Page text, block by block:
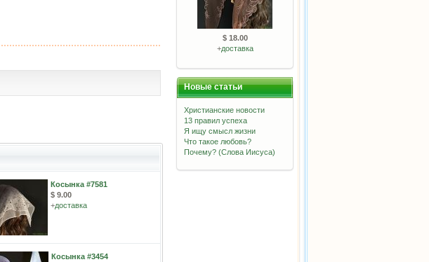
Косынка #7581
$ 9.00
+доставка
Косынка #3454
$ 18.00
+доставка
Новые статьи
Христианские новости
13 правил успеха
Я ищу смысл жизни
Что такое любовь?
Почему? (Слова Иисуса)